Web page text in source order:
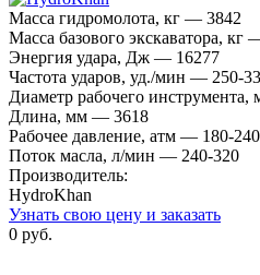
Масса гидромолота, кг — 3842
Масса базового экскаватора, кг
Энергия удара, Дж — 16277
Частота ударов, уд./мин — 250-
Диаметр рабочего
Длина, мм — 3618
Рабочее давление, атм — 180-240
Поток масла, л/мин — 240-320
Производитель:
HydroKhan
Узнать свою цену и заказать
0 руб.